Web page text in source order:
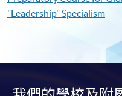
"Leadership" Specialism